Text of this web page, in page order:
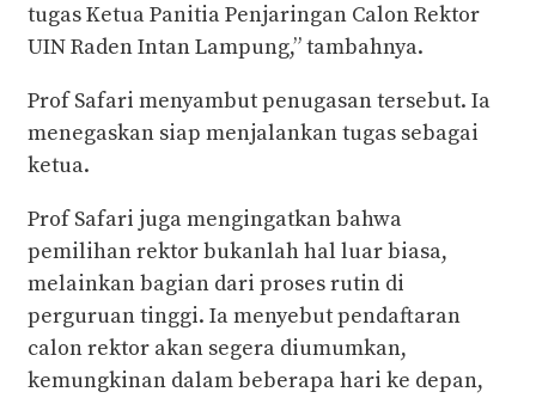
tugas Ketua Panitia Penjaringan Calon Rektor
UIN Raden Intan Lampung,” tambahnya.
Prof Safari menyambut penugasan tersebut. Ia
menegaskan siap menjalankan tugas sebagai
ketua.
Prof Safari juga mengingatkan bahwa
pemilihan rektor bukanlah hal luar biasa,
melainkan bagian dari proses rutin di
perguruan tinggi. Ia menyebut pendaftaran
calon rektor akan segera diumumkan,
kemungkinan dalam beberapa hari ke depan,